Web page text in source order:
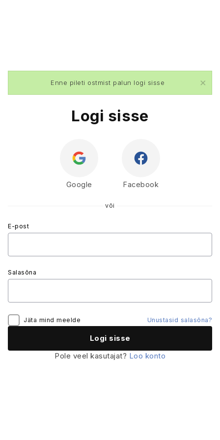
Enne pileti ostmist palun logi sisse ×
Logi sisse
Google Facebook
või
E-post
Salasõna
Jäta mind meelde Unustasid salasõna?
Pole veel kasutajat? Loo konto